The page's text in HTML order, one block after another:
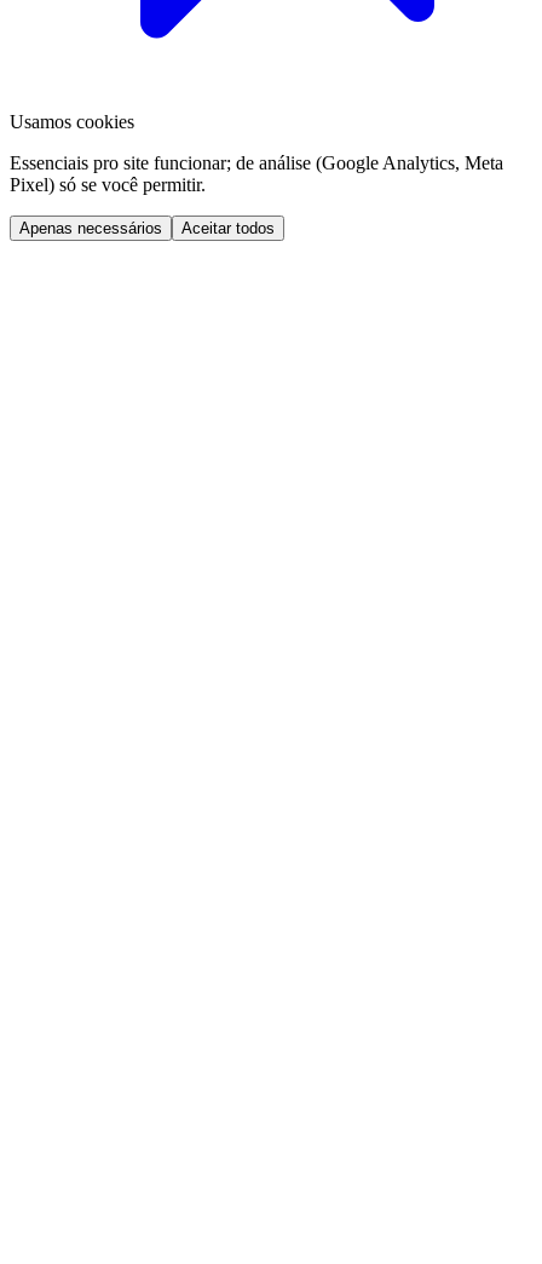
Usamos cookies
Essenciais pro site funcionar; de análise (Google Analytics, Meta
Pixel) só se você permitir.
Apenas necessários Aceitar todos